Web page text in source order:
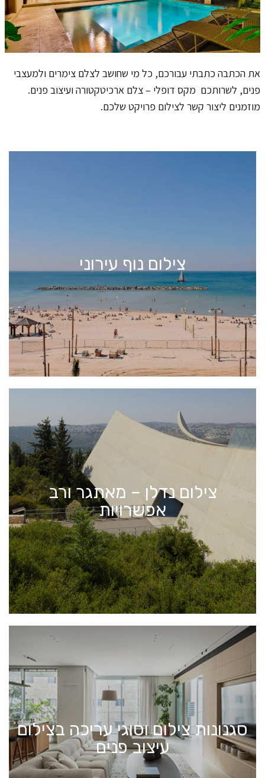
את הכתבה כתבתי עבורכם, כל מי שחושב לצלם צימרים ולמעצבי
פנים, לשרותכם מקס דופלי – צלם ארכיטקטורה ועיצוב פנים.
מוזמנים ליצור קשר לצילום פרויקט שלכם.
צילום נוף עירוני
צילום נדלן – מאתגר ורב
אפשרויות
סגנונות צילום וסוגי עריכה בצילום
עיצוב פנים